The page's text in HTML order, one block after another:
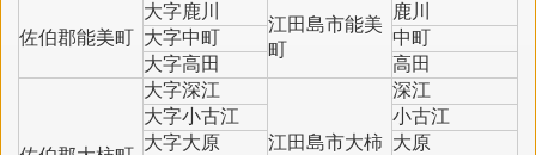
佐伯郡能美町
大字鹿川
江田島市能美
町
鹿川
大字中町
中町
大字高田
高田
大字深江
江田島市大柿
深江
大字小古江
小古江
大字大原
大原